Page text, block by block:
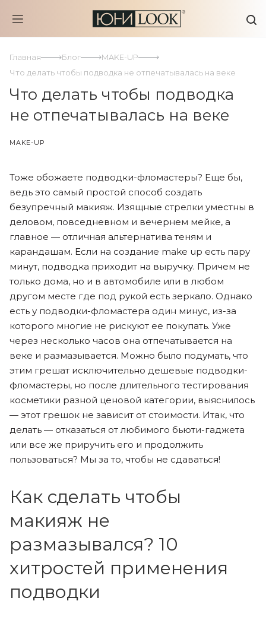
Главная Блог
MAKE-UP
Что делать чтобы подводка не отпечатывалась на веке
Что делать чтобы подводка
не отпечатывалась на веке
MAKE-UP
Тоже обожаете подводки-фломастеры? Еще бы,
ведь это самый простой способ создать
безупречный макияж. Изящные стрелки уместны в
деловом, повседневном и вечернем мейке, а
главное — отличная альтернатива теням и
карандашам. Если на создание make up есть пару
минут, подводка приходит на выручку. Причем не
только дома, но и в автомобиле или в любом
другом месте где под рукой есть зеркало. Однако
есть у подводки-фломастера один минус, из-за
которого многие не рискуют ее покупать. Уже
через несколько часов она отпечатывается на
веке и размазывается. Можно было подумать, что
этим грешат исключительно дешевые подводки-
фломастеры, но после длительного тестирования
косметики разной ценовой категории, выяснилось
— этот грешок не зависит от стоимости. Итак, что
делать — отказаться от любимого бьюти-гаджета
или все же приручить его и продолжить
пользоваться? Мы за то, чтобы не сдаваться!
Как сделать чтобы
макияж не
размазывался? 10
хитростей применения
подводки